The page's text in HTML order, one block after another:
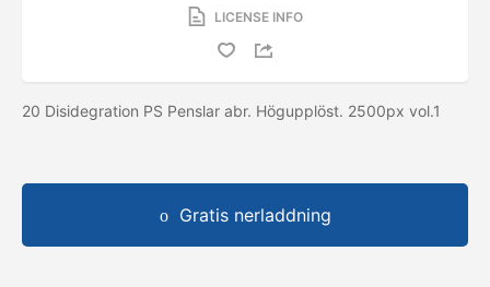
LICENSE INFO
20 Disidegration PS Penslar abr. Högupplöst. 2500px vol.1
Gratis nerladdning